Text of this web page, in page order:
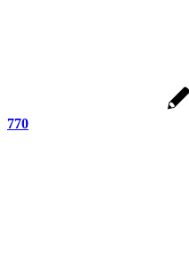
770